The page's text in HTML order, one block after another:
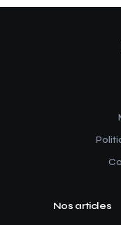
Nos articles